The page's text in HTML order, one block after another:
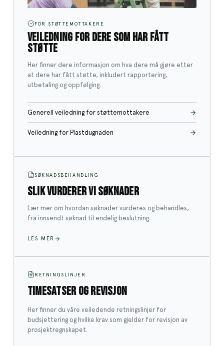
Gummigranulat fra utendørs kunstgressbaner gir
Heldigvis finnes det gode løsninger som forhindrer
dette. Handelens Miljøfond vil, i samarbeid med
Norges Fotballforbund, støtte bygging av fysiske
Redusert plastbruk og
Målet med utlysningen er å støtte et mindre
transformere plastbruken og -økonomien i Norge.
Vi vil prioritere prosjekter som kan sannsynliggjøre
på det norske plastsystemet. Initiativer utenf
Fra lekkasje til løsning -
stopp plastforsøplingen
Om utlysningenOvervåkningsdata fra Rydd i Tide-
programmet dokumenterer at plastavfall fra
Rydding langs prioriterte
Utlysningen skal bidra til rydding langs 19
prioriterte elver med mye plastforsøpling.
FOR STØTTEMOTTAKERE
VEILEDNING FOR DERE SOM HAR FÅTT
STØTTE
Her finner dere informasjon om hva dere må gjøre etter
at dere har fått støtte, inkludert rapportering,
utbetaling og oppfølging.
Generell veiledning for støttemottakere
Veiledning for Plastdugnaden
SØKNADSBEHANDLING
SLIK VURDERER VI SØKNADER
Lær mer om hvordan søknader vurderes og behandles,
fra innsendt søknad til endelig beslutning.
LES MER
RETNINGSLINJER
TIMESATSER OG REVISJON
Her finner du våre veiledende retningslinjer for
budsjettering og hvilke krav som gjelder for revisjon av
prosjektregnskapet.